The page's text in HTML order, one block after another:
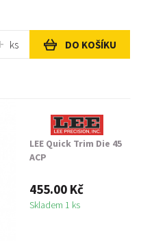
ks DO KOŠÍKU
LEE Quick Trim Die 45
ACP
455.00 Kč
Skladem 1 ks